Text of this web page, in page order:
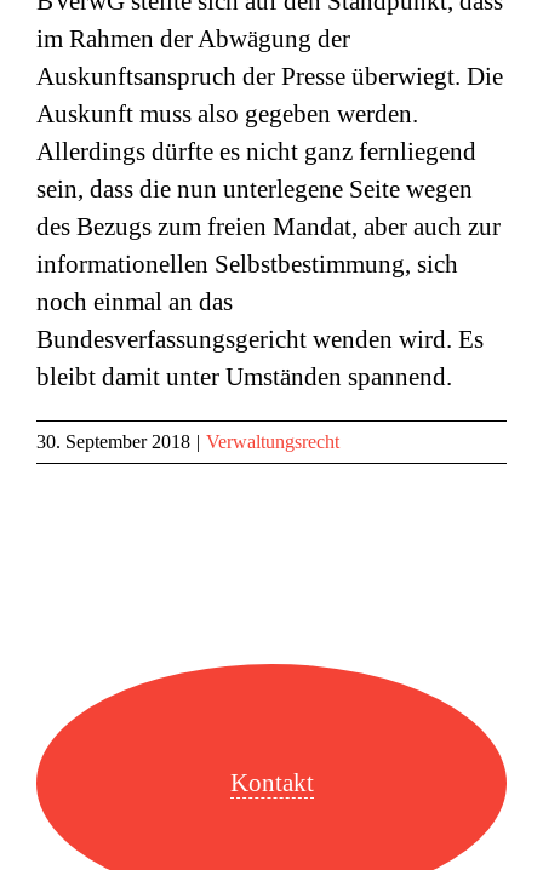
im Rahmen der Abwägung der
Auskunftsanspruch der Presse überwiegt. Die
Auskunft muss also gegeben werden.
Allerdings dürfte es nicht ganz fernliegend
sein, dass die nun unterlegene Seite wegen
des Bezugs zum freien Mandat, aber auch zur
informationellen Selbstbestimmung, sich
noch einmal an das
Bundesverfassungsgericht wenden wird. Es
bleibt damit unter Umständen spannend.
30. September 2018 | Verwaltungsrecht
Kontakt